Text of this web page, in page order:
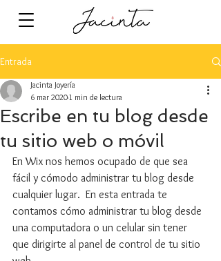
Entrada
Escribe en tu blog desde
tu sitio web o móvil
Jacinta Joyería
6 mar 20201 min de lectura
En Wix nos hemos ocupado de que sea
fácil y cómodo administrar tu blog desde
cualquier lugar.  En esta entrada te
contamos cómo administrar tu blog desde
una computadora o un celular sin tener
que dirigirte al panel de control de tu sitio